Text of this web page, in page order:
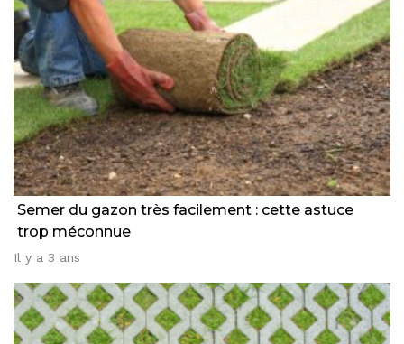
Semer du gazon très facilement : cette astuce
trop méconnue
Il y a 3 ans